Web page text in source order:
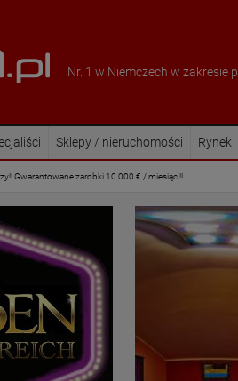
Nr. 1 w Niemczech w zakresie
Sklepy / nieruchomości Rynek
Gwarantowane zarobki 10 000 € / miesiąc !!